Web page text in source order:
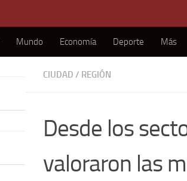
Mundo Economía Deporte Más
CIUDAD / REGIÓN
Desde los
valoraron las